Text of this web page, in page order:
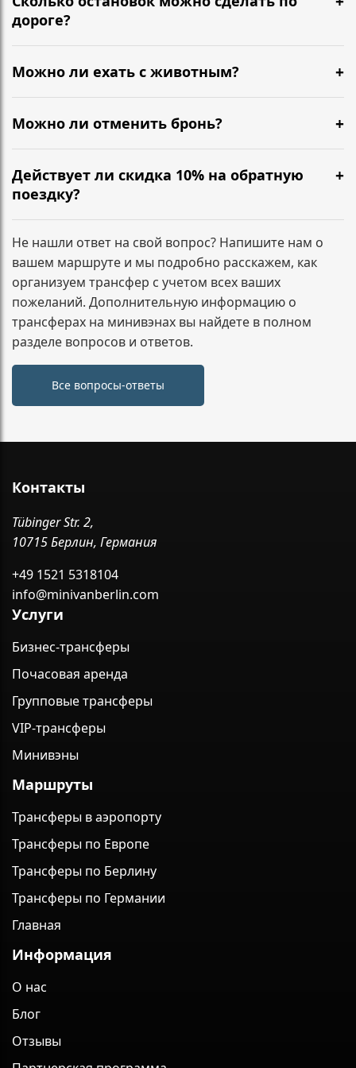
подтверждение, детали поездки и контакты
дороге?
Можно сделать короткие остановки по пути — кофе,
туалет, размяться. Обычно 1–2 разумные паузы не
дополнительным адресам, лучше указать это при
бронировании — зафиксируем маршрут заранее.
Можно ли ехать с животным?
Да, можно. Сообщите заранее, чтобы мы
подготовили салон и согласовали формат
Можно ли отменить бронь?
Да. Условия зависят от времени до подачи
минивэна. Напишите нам, и мы сразу подскажем по
вашему заказу.
Действует ли скидка 10% на обратную
поездку?
Да. При бронировании трансфера туда и обратно
скидка 10% на обратный маршрут применяется
автоматически и фиксируется в подтверждении
заказа.
Не нашли ответ на свой вопрос? Напишите нам о
вашем маршруте и мы подробно расскажем, как
организуем трансфер с учетом всех ваших
пожеланий. Дополнительную информацию о
трансферах на минивэнах вы найдете в полном
разделе вопросов и ответов.
Все вопросы-ответы
Контакты
Tübinger Str. 2,
10715 Берлин, Германия
+49 1521 5318104
info@minivanberlin.com
Услуги
Бизнес-трансферы
Почасовая аренда
Групповые трансферы
VIP-трансферы
Минивэны
Маршруты
Трансферы в аэропорту
Трансферы по Европе
Трансферы по Берлину
Трансферы по Германии
Главная
Информация
О нас
Блог
Отзывы